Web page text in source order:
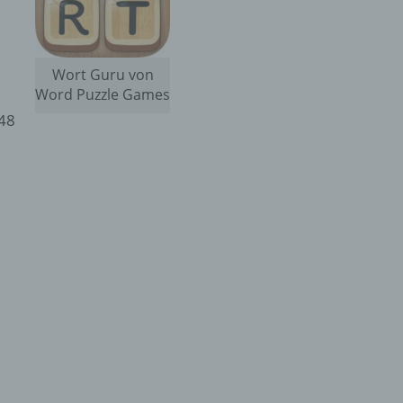
Wort Guru von
Word Puzzle Games